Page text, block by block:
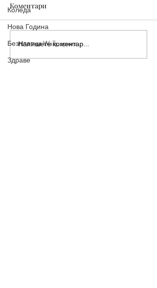
Коледа
Нова Година
Безплатни Wallpapers
Здраве
Топ идеи за подарък за 8
март (2026): За мама,
Коментари
Напишете коментар...